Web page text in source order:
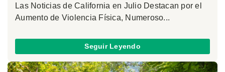
Las Noticias de California en Julio Destacan por el
Aumento de Violencia Física, Numeroso...
Seguir Leyendo